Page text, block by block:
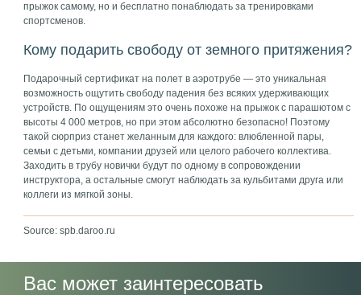
прыжок самому, но и бесплатно понаблюдать за тренировками
спортсменов.
Кому подарить свободу от земного притяжения?
Подарочный сертификат на полет в аэротрубе — это уникальная
возможность ощутить свободу падения без всяких удерживающих
устройств. По ощущениям это очень похоже на прыжок с парашютом с
высоты 4 000 метров, но при этом абсолютно безопасно! Поэтому
такой сюрприз станет желанным для каждого: влюбленной пары,
семьи с детьми, компании друзей или целого рабочего коллектива.
Заходить в трубу новички будут по одному в сопровождении
инструктора, а остальные смогут наблюдать за кульбитами друга или
коллеги из мягкой зоны.
Source: spb.daroo.ru
Вас может заинтересовать